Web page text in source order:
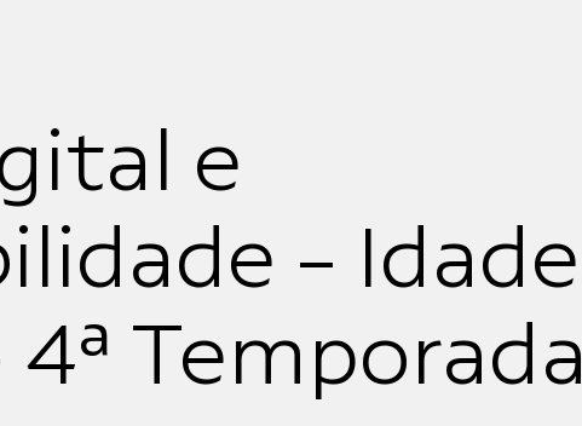
e
- Idade
Temporada